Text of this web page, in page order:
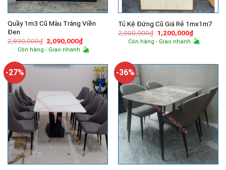
Quầy 1m3 Cũ Màu Trắng Viền
Đen
2,890,000₫ Giá
gốc
là:
2,090,000₫Giá
hiện
tại
2,090,000₫.
Còn hàng - Giao nhanh
Tủ Kệ Đứng Cũ Giá Rẻ 1mx1m7
2,000,000₫ Giá
gốc
là:
1,200,000₫Giá
hiện
tại
Còn hàng - Giao nhanh
-27% -36%